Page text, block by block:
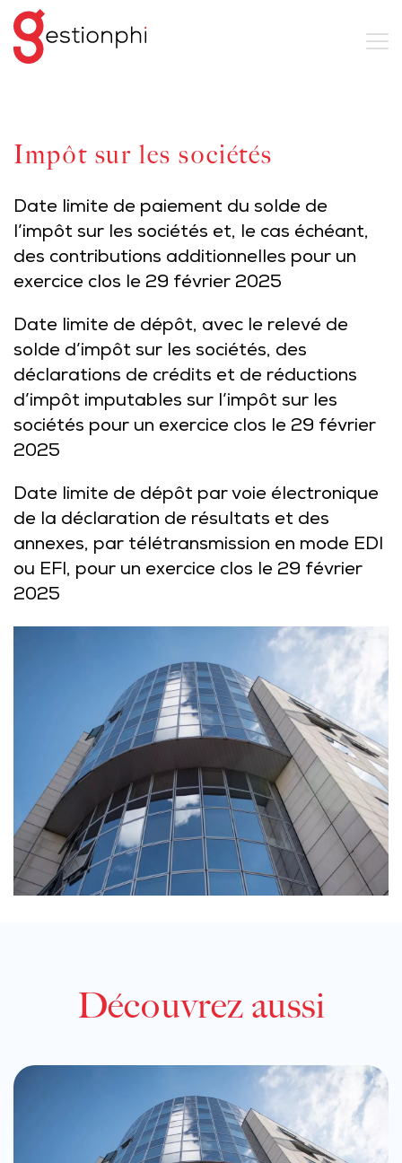
Impôt sur les sociétés
Date limite de paiement du solde de
l’impôt sur les sociétés et, le cas échéant,
des contributions additionnelles pour un
exercice clos le 29 février 2025
Date limite de dépôt, avec le relevé de
solde d’impôt sur les sociétés, des
déclarations de crédits et de réductions
d’impôt imputables sur l’impôt sur les
sociétés pour un exercice clos le 29 février
2025
Date limite de dépôt par voie électronique
de la déclaration de résultats et des
annexes, par télétransmission en mode EDI
ou EFI, pour un exercice clos le 29 février
2025
Découvrez aussi